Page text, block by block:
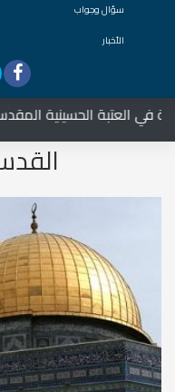
سؤال وجواب
الأخبار
العتبة الحسينية